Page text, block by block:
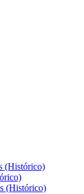
(Histórico)
(Histórico)